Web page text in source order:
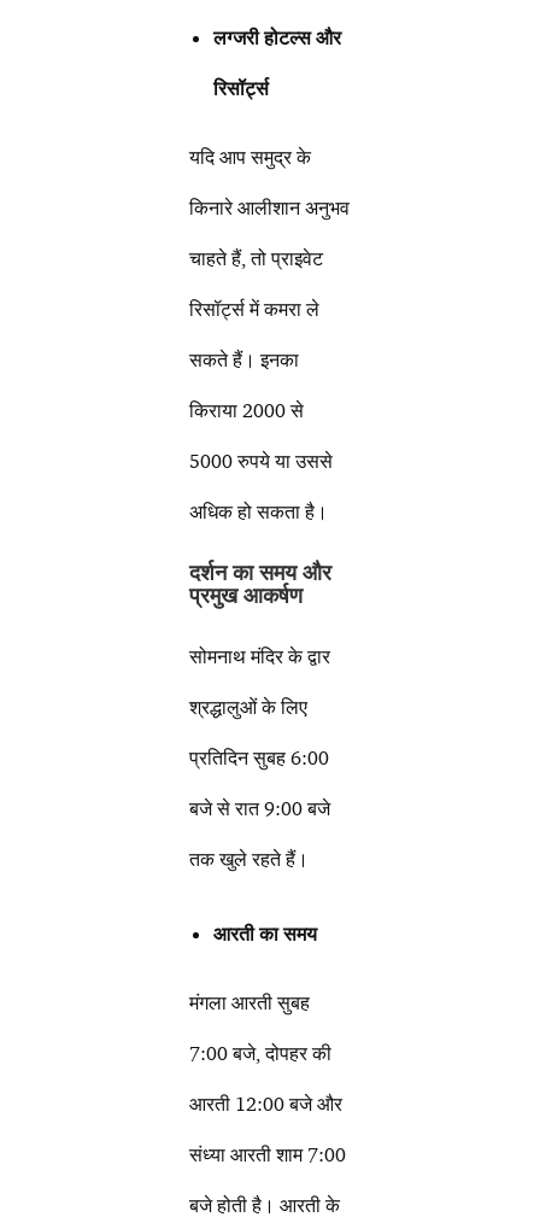
लग्जरी होटल्स और
रिसॉर्ट्स
यदि आप समुद्र के
किनारे आलीशान अनुभव
चाहते हैं, तो प्राइवेट
रिसॉर्ट्स में कमरा ले
सकते हैं। इनका
किराया 2000 से
5000 रुपये या उससे
अधिक हो सकता है।
दर्शन का समय और
प्रमुख आकर्षण
सोमनाथ मंदिर के द्वार
श्रद्धालुओं के लिए
प्रतिदिन सुबह 6:00
बजे से रात 9:00 बजे
तक खुले रहते हैं।
आरती का समय
मंगला आरती सुबह
7:00 बजे, दोपहर की
आरती 12:00 बजे और
संध्या आरती शाम 7:00
बजे होती है। आरती के